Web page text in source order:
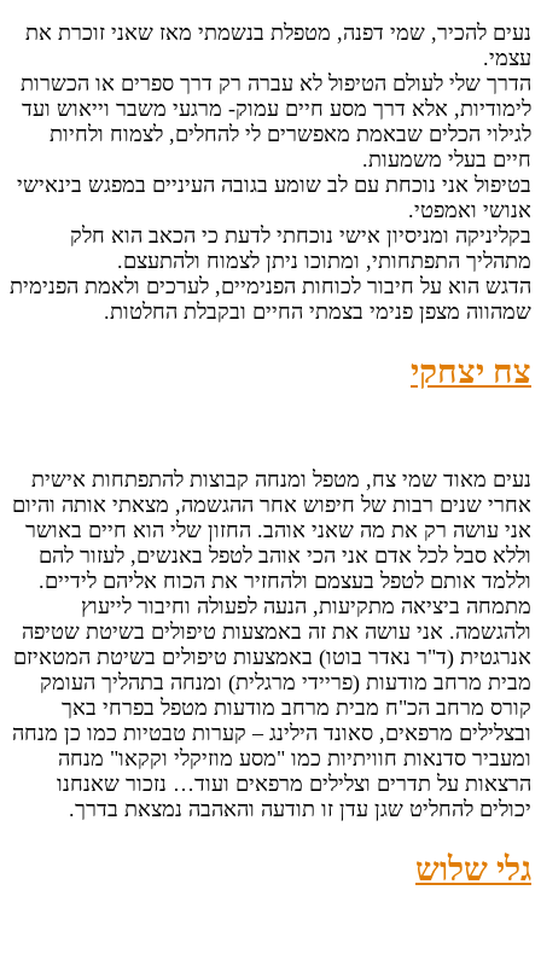
נעים להכיר, שמי דפנה, מטפלת בנשמתי מאז שאני זוכרת את
עצמי.
הדרך שלי לעולם הטיפול לא עברה רק דרך ספרים או הכשרות
לימודיות, אלא דרך מסע חיים עמוק- מרגעי משבר וייאוש ועד
לגילוי הכלים שבאמת מאפשרים לי להחלים, לצמוח ולחיות
חיים בעלי משמעות.
בטיפול אני נוכחת עם לב שומע בגובה העיניים במפגש בינאישי
אנושי ואמפטי.
בקליניקה ומניסיון אישי נוכחתי לדעת כי הכאב הוא חלק
מתהליך התפתחותי, ומתוכו ניתן לצמוח ולהתעצם.
הדגש הוא על חיבור לכוחות הפנימיים, לערכים ולאמת הפנימית
שמהווה מצפן פנימי בצמתי החיים ובקבלת החלטות.
צח יצחקי
נעים מאוד שמי צח, מטפל ומנחה קבוצות להתפתחות אישית
אחרי שנים רבות של חיפוש אחר ההגשמה, מצאתי אותה והיום
אני עושה רק את מה שאני אוהב. החזון שלי הוא חיים באושר
וללא סבל לכל אדם אני הכי אוהב לטפל באנשים, לעזור להם
וללמד אותם לטפל בעצמם ולהחזיר את הכוח אליהם לידיים.
מתמחה ביציאה מתקיעות, הנעה לפעולה וחיבור לייעוץ
ולהגשמה. אני עושה את זה באמצעות טיפולים בשיטת שטיפה
אנרגטית (ד"ר נאדר בוטו) באמצעות טיפולים בשיטת המטאיזם
מבית מרחב מודעות (פריידי מרגלית) ומנחה בתהליך העומק
קורס מרחב הכ"ח מבית מרחב מודעות מטפל בפרחי באך
ובצלילים מרפאים, סאונד הילינג – קערות טבטיות כמו כן מנחה
ומעביר סדנאות חוויתיות כמו "מסע מוזיקלי וקקאו" מנחה
הרצאות על תדרים וצלילים מרפאים ועוד… נזכור שאנחנו
יכולים להחליט שגן עדן זו תודעה והאהבה נמצאת בדרך.
גלי שלוש